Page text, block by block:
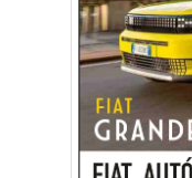
A kórházi
nem
várni
A korábban
információt